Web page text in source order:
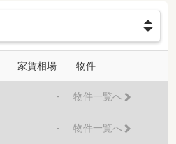
家賃相場 物件
- 物件一覧へ
- 物件一覧へ